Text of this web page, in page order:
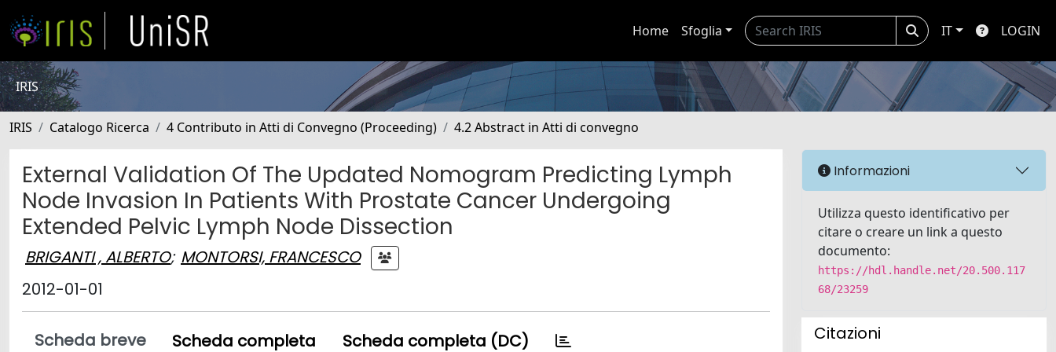
Home Sfoglia IT LOGIN
IRIS
IRIS Catalogo Ricerca 4 Contributo in Atti di Convegno (Proceeding) 4.2 Abstract in Atti di convegno
External Validation Of The Updated Nomogram Predicting Lymph
Node Invasion In Patients With Prostate Cancer Undergoing
Extended Pelvic Lymph Node Dissection
BRIGANTI , ALBERTO; MONTORSI, FRANCESCO
2012-01-01
Scheda breve Scheda completa Scheda completa (DC)
Informazioni
Utilizza questo identificativo per
citare o creare un link a questo
documento:
https://hdl.handle.net/20.500.117
68/23259
Citazioni